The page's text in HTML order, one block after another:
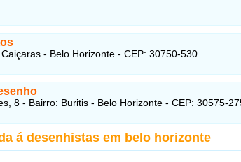
- Belo Horizonte - CEP: 30750-530
8 - Bairro: Buritis - Belo Horizonte - CEP: 30575-
á desenhistas em belo horizonte